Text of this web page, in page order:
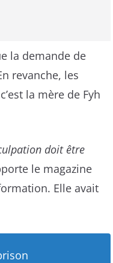
la demande de
revanche, les
la mère de Fyh
doit être
le magazine
Elle avait